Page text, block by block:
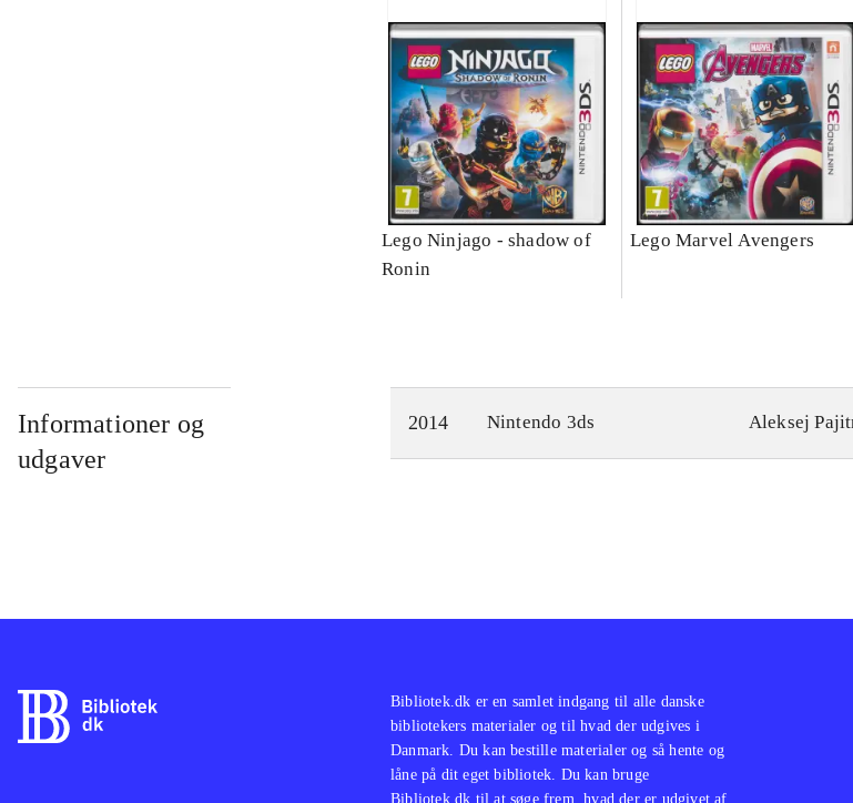
Lego Ninjago - shadow of
Ronin
Lego Marvel Avengers
Informationer og
udgaver
2014 Nintendo 3ds Aleksej
Bibliotek.dk er en samlet indgang til alle danske
bibliotekers materialer og til hvad der udgives i
Danmark. Du kan bestille materialer og så hente og
låne på dit eget bibliotek. Du kan bruge
Bibliotek.dk til at søge frem, hvad der er udgivet af